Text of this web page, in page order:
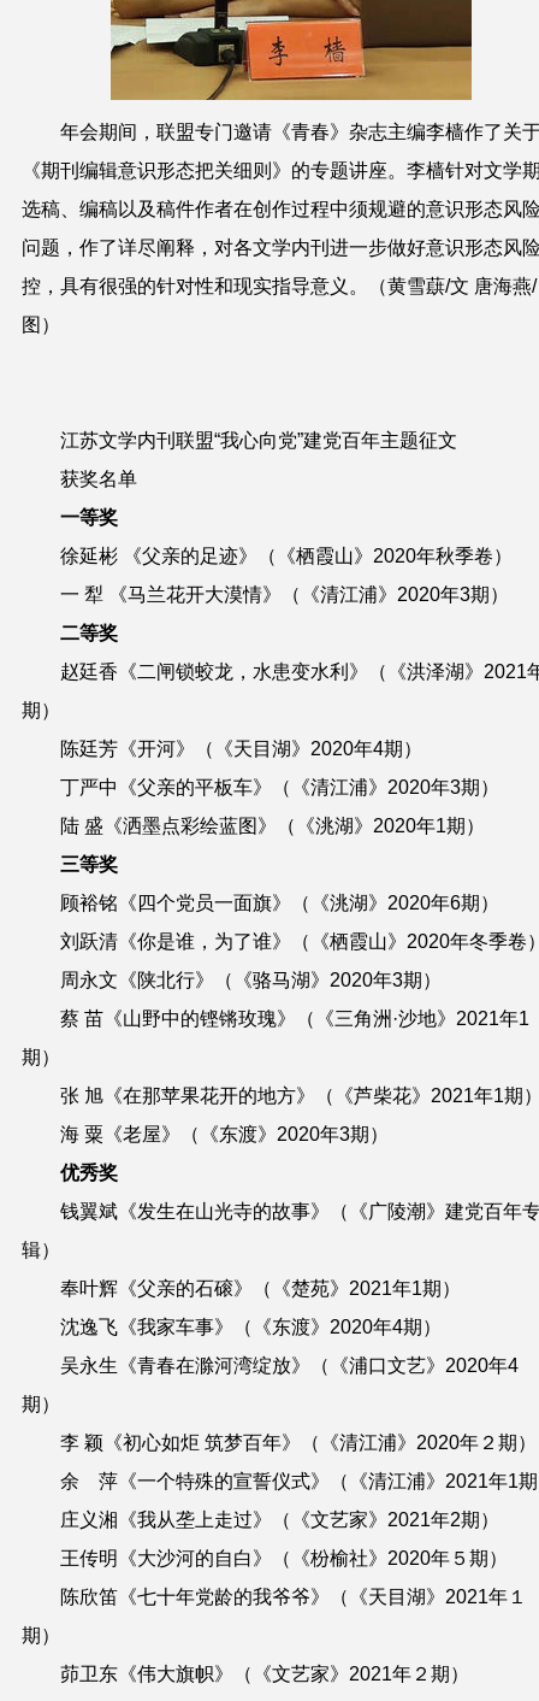
年会期间，联盟专门邀请《青春》杂志主编李樯作了关
《期刊编辑意识形态把关细则》的专题讲座。李樯针对文学
选稿、编稿以及稿件作者在创作过程中须规避的意识形态风
问题，作了详尽阐释，对各文学内刊进一步做好意识形态风
控，具有很强的针对性和现实指导意义。（黄雪蕻/文 唐海燕/
图）
江苏文学内刊联盟“我心向党”建党百年主题征文
获奖名单
一等奖
徐延彬
《父亲的足迹》（《栖霞山》 2020年秋季卷）
一 犁 《马兰花开大漠情》（《清江浦》 2020年3期）
二等奖
赵廷香 《二闸锁蛟龙，水患变水利》（《洪泽湖》 2021
期）
陈廷芳 《开河》（《天目湖》 2020年4期）
丁严中
《父亲的平板车》（《清江浦》 2020年3期）
陆 盛 《洒墨点彩绘蓝图》（《洮湖》 2020年1期）
三等奖
顾裕铭 《四个党员一面旗》（《洮湖》 2020年6期）
刘跃清 《你是谁，为了谁》（《栖霞山》 2020年冬季卷
周永文 《陕北行》（《骆马湖》 2020年3期）
蔡 苗 《山野中的铿锵玫瑰》（《三角洲·沙地》 2021年1
期）
张 旭《在那苹果花开的地方》（《芦柴花》 2021年1期
海 粟《老屋》（《东渡》 2020年3期）
优秀奖
钱翼斌《发生在山光寺的故事》（《广陵潮》建党百年
辑）
奉叶辉《父亲的石磙》（《楚苑》 2021年1期）
沈逸飞《我家车事》（《东渡》 2020年4期）
吴永生《青春在滁河湾绽放》（《浦口文艺》 2020年4
期）
李 颖《初心如炬 筑梦百年》（《清江浦》 2020年２期）
余 萍《一个特殊的宣誓仪式》（《清江浦》 2021年1
庄义湘《我从垄上走过》（《文艺家》 2021年2期）
王传明《大沙河的自白》（《枌榆社》 2020年５期）
陈欣笛《七十年党龄的我爷爷》（《天目湖》 2021年１
期）
茆卫东《伟大旗帜》（《文艺家》 2021年２期）